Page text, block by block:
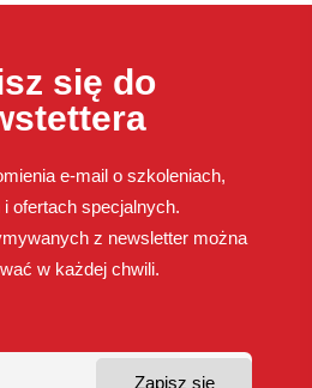
się do
e-mail o szkoleniach,
ofertach specjalnych.
z newsletter można
w każdej chwili.